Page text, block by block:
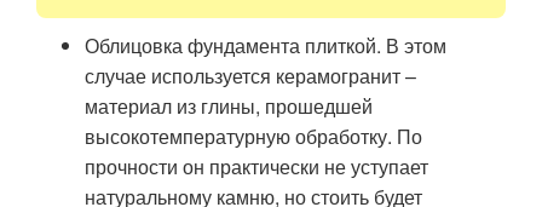
Облицовка фундамента плиткой. В этом
случае используется керамогранит –
материал из глины, прошедшей
высокотемпературную обработку. По
прочности он практически не уступает
натуральному камню, но стоить будет